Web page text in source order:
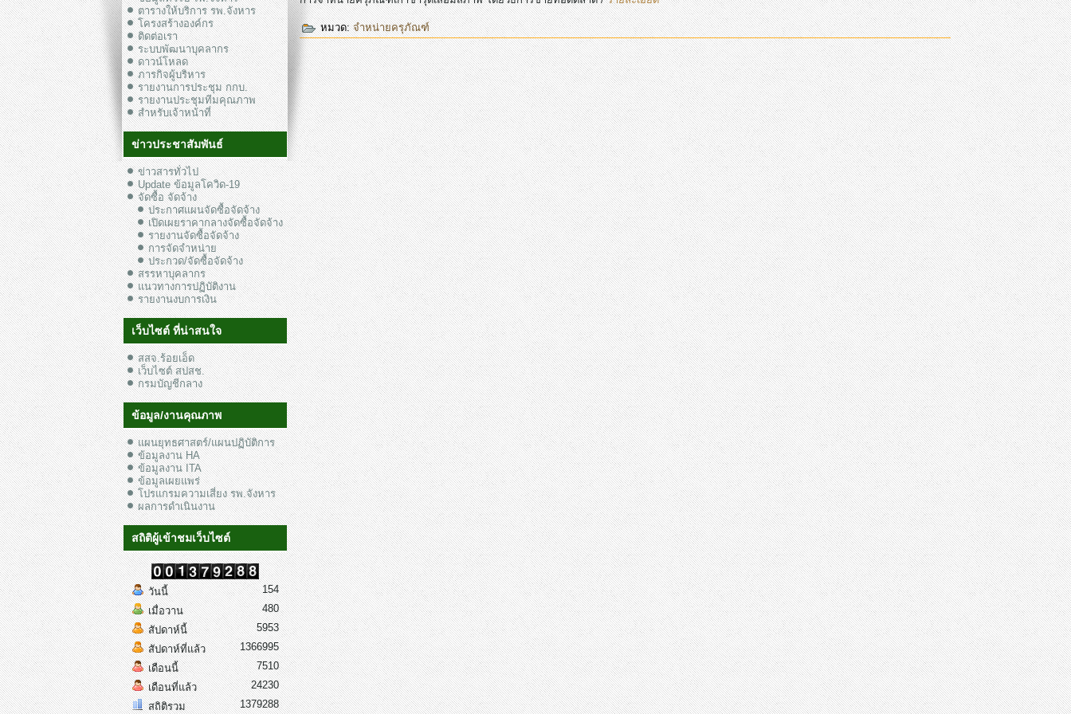
ตารางให้บริการ รพ.จังหาร
โครงสร้างองค์กร
ติดต่อเรา
ระบบพัฒนาบุคลากร
ดาวน์โหลด
ภารกิจผู้บริหาร
รายงานการประชุม กกบ.
รายงานประชุมทีมคุณภาพ
สำหรับเจ้าหน้าที่
ข่าวประชาสัมพันธ์
ข่าวสารทั่วไป
Update ข้อมูลโควิด-19
จัดซื้อ จัดจ้าง
ประกาศแผนจัดซื้อจัดจ้าง
เปิดเผยราคากลางจัดซื้อจัดจ้าง
รายงานจัดซื้อจัดจ้าง
การจัดจำหน่าย
ประกวด/จัดซื้อจัดจ้าง
สรรหาบุคลากร
แนวทางการปฏิบัติงาน
รายงานงบการเงิน
เว็บไซต์ ที่น่าสนใจ
สสจ.ร้อยเอ็ด
เว็บไซต์ สปสช.
กรมบัญชีกลาง
ข้อมูล/งานคุณภาพ
แผนยุทธศาสตร์/แผนปฏิบัติการ
ข้อมูลงาน HA
ข้อมูลงาน ITA
ข้อมูลเผยแพร่
โปรแกรมความเสี่ยง รพ.จังหาร
ผลการดำเนินงาน
สถิติผู้เข้าชมเว็บไซต์
วันนี้
เมื่อวาน
สัปดาห์นี้
สัปดาห์ที่แล้ว
เดือนนี้
เดือนที่แล้ว
สถิติรวม
154
480
5953
1366995
7510
24230
1379288
หมวด:จำหน่ายครุภัณฑ์